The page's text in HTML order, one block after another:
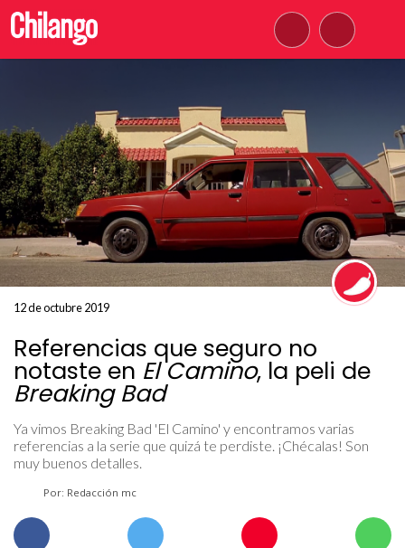
12 de octubre 2019
Referencias que seguro no
notaste en El Camino, la peli de
Breaking Bad
Ya vimos Breaking Bad 'El Camino' y encontramos varias
referencias a la serie que quizá te perdiste. ¡Chécalas! Son
muy buenos detalles.
Por: Redacción mc